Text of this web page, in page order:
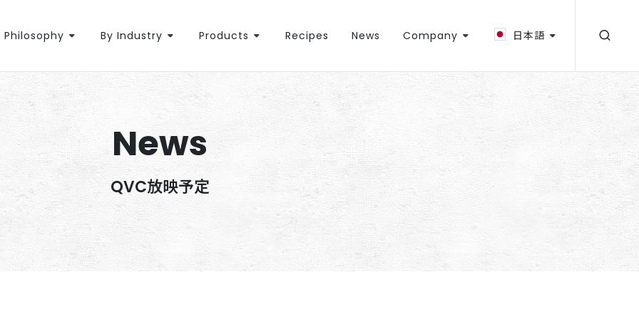
Philosophy By Industry Products Recipes News Company 日本語
News
QVC放映予定